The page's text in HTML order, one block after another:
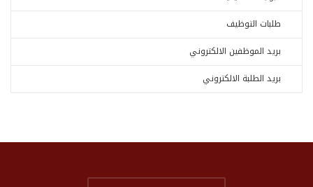
طلبات التوظيف
بريد الموظفين الالكتروني
بريد الطلبة الالكتروني